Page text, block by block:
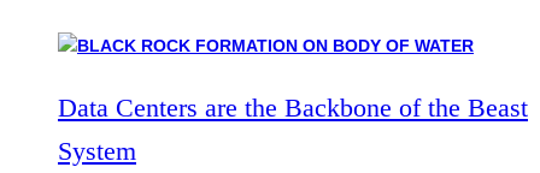
Data Centers are the Backbone of the Beast
System